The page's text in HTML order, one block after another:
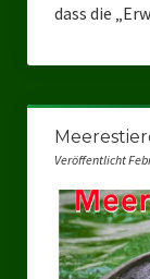
Unsere
Landtagswahl
Landtagswahl
Landtagswahl
dass die
Veröffentlicht